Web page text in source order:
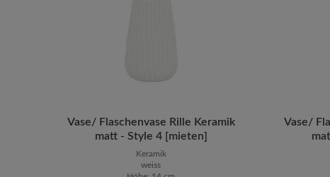
Produkt Anzahl: Gib den
Vase/ Flaschenvase Rille Keramik
matt - Style 4 [mieten]
Keramik
weiss
Vase/